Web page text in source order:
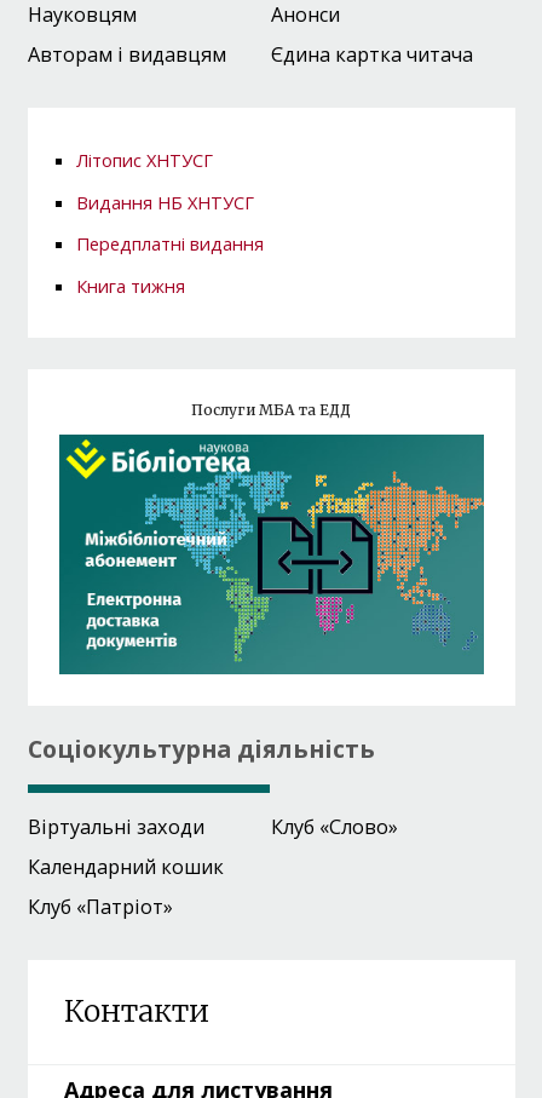
Науковцям
Авторам і видавцям
Анонси
Єдина картка читача
Літопис ХНТУСГ
Видання НБ ХНТУСГ
Передплатні видання
Книга тижня
Послуги МБА та ЕДД
Соціокультурна діяльність
Віртуальні заходи
Календарний кошик
Клуб «Патріот»
Клуб «Слово»
Контакти
Адреса для листування